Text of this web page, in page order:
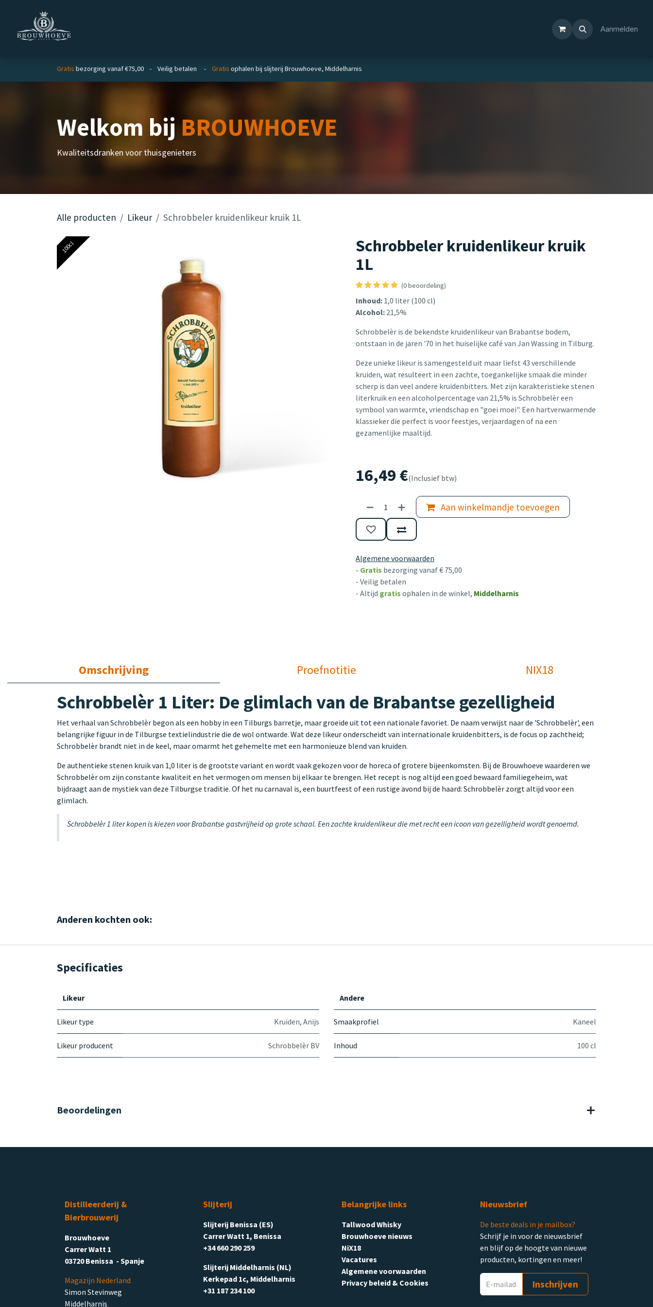
Aanmelden
Gratis bezorging vanaf €75,00 - Veilig betalen - Gratis ophalen bij slijterij Brouwhoeve, Middelharnis
Welkom bijBROUWHOEVE
Kwaliteitsdranken voor thuisgenieters
Alle producten Likeur Schrobbeler kruidenlikeur kruik 1L
100cl
Schrobbeler kruidenlikeur kruik
1L
(0 beoordeling)
Inhoud: 1,0 liter (100 cl)
Alcohol: 21,5%
Schrobbelèr is de bekendste kruidenlikeur van Brabantse bodem,
ontstaan in de jaren '70 in het huiselijke café van Jan Wassing in Tilburg.
Deze unieke likeur is samengesteld uit maar liefst 43 verschillende
kruiden, wat resulteert in een zachte, toegankelijke smaak die minder
scherp is dan veel andere kruidenbitters. Met zijn karakteristieke stenen
literkruik en een alcoholpercentage van 21,5% is Schrobbelèr een
symbool van warmte, vriendschap en "goei moei". Een hartverwarmende
klassieker die perfect is voor feestjes, verjaardagen of na een
gezamenlijke maaltijd.
16,49 €(Inclusief btw)
Aan winkelmandje toevoegen
Algemene voorwaarden
- Gratis bezorging vanaf € 75,00
- Veilig betalen
- Altijd gratis ophalen in de winkel, Middelharnis
Omschrijving Proefnotitie NIX18
Schrobbelèr 1 Liter: De glimlach van de Brabantse gezelligheid
Het verhaal van Schrobbelèr begon als een hobby in een Tilburgs barretje, maar groeide uit tot een nationale favoriet. De naam verwijst naar de 'Schrobbelèr', een
belangrijke figuur in de Tilburgse textielindustrie die de wol ontwarde. Wat deze likeur onderscheidt van internationale kruidenbitters, is de focus op zachtheid;
Schrobbelèr brandt niet in de keel, maar omarmt het gehemelte met een harmonieuze blend van kruiden.
De authentieke stenen kruik van 1,0 liter is de grootste variant en wordt vaak gekozen voor de horeca of grotere bijeenkomsten. Bij de Brouwhoeve waarderen we
Schrobbelèr om zijn constante kwaliteit en het vermogen om mensen bij elkaar te brengen. Het recept is nog altijd een goed bewaard familiegeheim, wat
bijdraagt aan de mystiek van deze Tilburgse traditie. Of het nu carnaval is, een buurtfeest of een rustige avond bij de haard: Schrobbelèr zorgt altijd voor een
glimlach.
Schrobbelèr 1 liter kopen is kiezen voor Brabantse gastvrijheid op grote schaal. Een zachte kruidenlikeur die met recht een icoon van gezelligheid wordt genoemd.
Anderen kochten ook:
Specificaties
Likeur
Likeur type Kruiden, Anijs
Likeur producent Schrobbelèr BV
Andere
Smaakprofiel Kaneel
Inhoud 100 cl
Beoordelingen
Distilleerderij &
Bierbrouwerij
Brouwhoeve
Carrer Watt 1
03720 Benissa - Spanje
Magazijn Nederland
Simon Stevinweg
Middelharnis
Slijterij
Slijterij Benissa (ES)
Carrer Watt 1, Benissa
+34 660 290 259
Slijterij Middelharnis (NL)
Kerkepad 1c, Middelharnis
+31 187 234 100
Belangrijke links
Tallwood Whisky
Brouwhoeve nieuws
NiX18
Vacatures
Algemene voorwaarden
Privacy beleid & Cookies
Nieuwsbrief
De beste deals in je mailbox?
Schrijf je in voor de nieuwsbrief
en blijf op de hoogte van nieuwe
producten, kortingen en meer!
Inschrijven